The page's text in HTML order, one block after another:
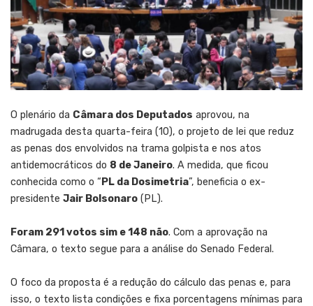
O plenário da Câmara dos Deputados aprovou, na
madrugada desta quarta-feira (10), o projeto de lei que reduz
as penas dos envolvidos na trama golpista e nos atos
antidemocráticos do 8 de Janeiro. A medida, que ficou
conhecida como o “ PL da Dosimetria”, beneficia o ex-
presidente Jair Bolsonaro (PL).
Foram 291 votos sim e 148 não. Com a aprovação na
Câmara, o texto segue para a análise do Senado Federal.
O foco da proposta é a redução do cálculo das penas e, para
isso, o texto lista condições e fixa porcentagens mínimas para